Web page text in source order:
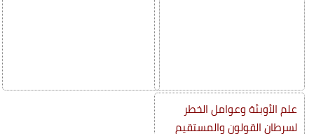
علم الأوبئة وعوامل الخطر
لسرطان القولون والمستقيم